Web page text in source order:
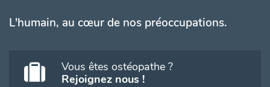
L'humain, au cœur de nos préoccupations.
Vous êtes ostéopathe ?
Rejoignez nous !